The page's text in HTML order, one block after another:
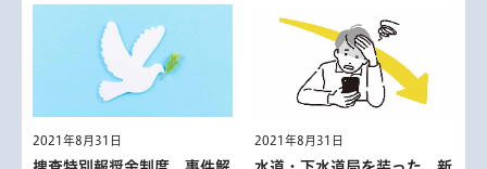
2021年8月31日 2021年8月31日
2021年8月31日 2021年8月31日
2021年8月31日 2021年8月31日
2021年8月31日 2021年8月31日
2021年8月31日 2021年8月31日
2021年8月31日 2021年8月31日